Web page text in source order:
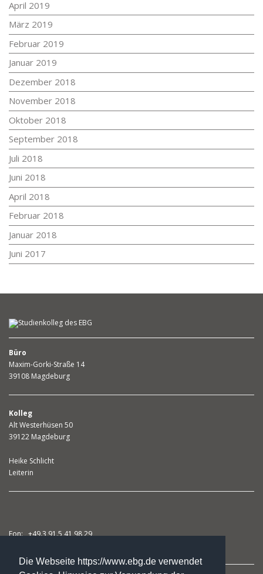
Die Webseite https://www.ebg.de verwendet
April 2019
März 2019
Februar 2019
Januar 2019
Dezember 2018
November 2018
Oktober 2018
September 2018
Juli 2018
Juni 2018
April 2018
Februar 2018
Januar 2018
Juni 2017
Büro
Maxim-Gorki-Straße 14
39108 Magdeburg
Kolleg
Alt Westerhüsen 50
39122 Magdeburg
Heike Schlicht
Leiterin
Fon: +49.3 91.5 41 98 29